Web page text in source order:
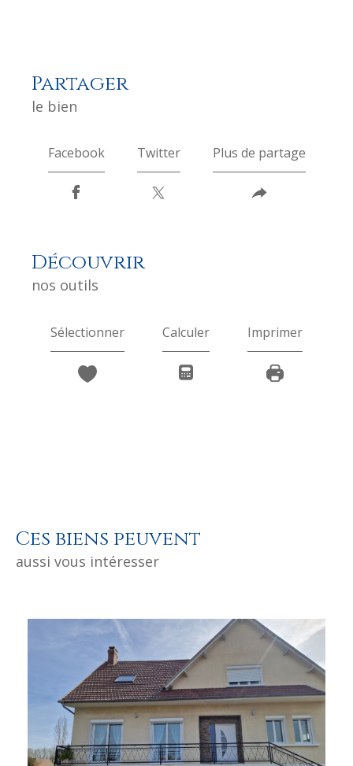
partager
le bien
Facebook Twitter Plus de partage
découvrir
nos outils
Sélectionner Calculer Imprimer
Ces biens peuvent
aussi vous intéresser